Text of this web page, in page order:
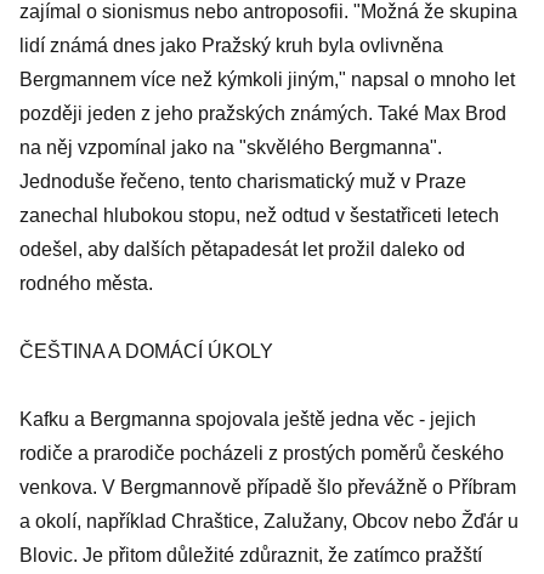
zajímal o sionismus nebo antroposofii. "Možná že skupina
lidí známá dnes jako Pražský kruh byla ovlivněna
Bergmannem více než kýmkoli jiným," napsal o mnoho let
později jeden z jeho pražských známých. Také Max Brod
na něj vzpomínal jako na "skvělého Bergmanna".
Jednoduše řečeno, tento charismatický muž v Praze
zanechal hlubokou stopu, než odtud v šestatřiceti letech
odešel, aby dalších pětapadesát let prožil daleko od
rodného města.
ČEŠTINA A DOMÁCÍ ÚKOLY
Kafku a Bergmanna spojovala ještě jedna věc - jejich
rodiče a prarodiče pocházeli z prostých poměrů českého
venkova. V Bergmannově případě šlo převážně o Příbram
a okolí, například Chraštice, Zalužany, Obcov nebo Žďár u
Blovic. Je přitom důležité zdůraznit, že zatímco pražští